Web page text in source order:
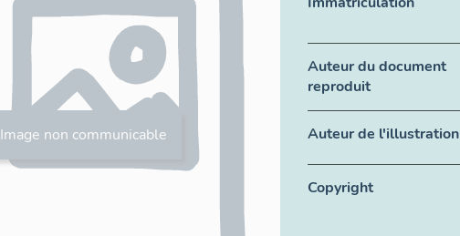
Image non communicable
Auteur du document
reproduit
Auteur de l'illustration
Copyright